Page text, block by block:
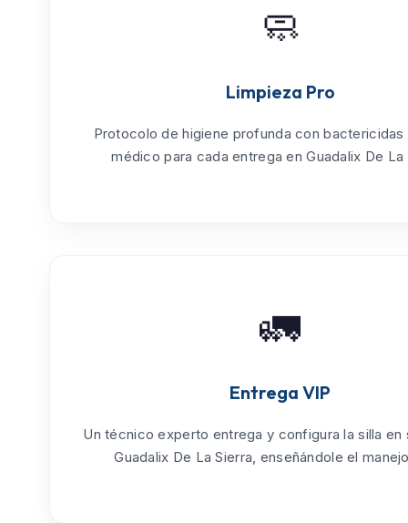
🧼
Limpieza Pro
Protocolo dehigiene profunda con bactericidas
médico para cada entrega en Guadalix De La
🚛
Entrega VIP
Un técnico experto entrega y configura la silla en
Guadalix De La Sierra, enseñándole el